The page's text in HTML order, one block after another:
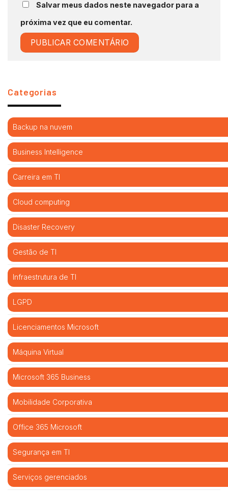
Salvar meus dados neste navegador para a
próxima vez que eu comentar.
Categorias
Backup na nuvem
Business Intelligence
Carreira em TI
Cloud computing
Disaster Recovery
Gestão de TI
Infraestrutura de TI
LGPD
Licenciamentos Microsoft
Máquina Virtual
Microsoft 365 Business
Mobilidade Corporativa
Office 365 Microsoft
Segurança em TI
Serviços gerenciados